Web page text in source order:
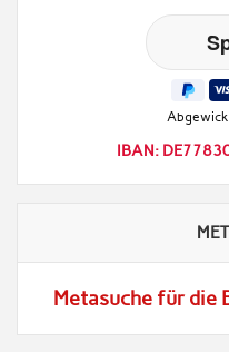
IBAN:
Metasuche für die